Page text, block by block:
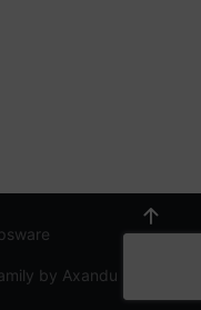
by Axandu